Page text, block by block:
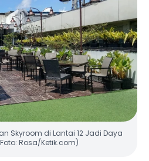
Skyroom di Lantai 12 Jadi Daya
Rosa/Ketik.com)